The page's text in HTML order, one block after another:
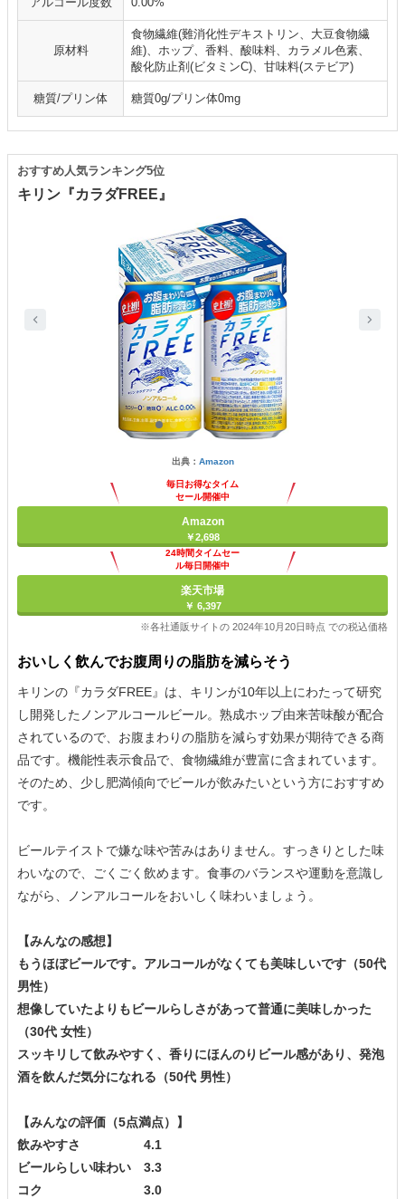
原材料
食物繊維(難消化性デキストリン、大豆食物繊
維)、ホップ、香料、酸味料、カラメル色素、
酸化防止剤(ビタミンC)、甘味料(ステビア)
糖質/プリン体 糖質0g/プリン体0mg
キリン『カラダFREE』
おすすめ人気ランキング5位
出典： Amazon
毎日お得なタイム
セール開催中
Amazon
￥2,698
24時間タイムセー
ル毎日開催中
楽天市場
￥ 6,397
※各社通販サイトの 2024年10月20日時点 での税込価格
おいしく飲んでお腹周りの脂肪を減らそう
キリンの『カラダFREE』は、キリンが10年以上にわたって研究
し開発したノンアルコールビール。熟成ホップ由来苦味酸が配合
されているので、お腹まわりの脂肪を減らす効果が期待できる商
品です。機能性表示食品で、食物繊維が豊富に含まれています。
そのため、少し肥満傾向でビールが飲みたいという方におすすめ
です。
ビールテイストで嫌な味や苦みはありません。すっきりとした味
わいなので、ごくごく飲めます。食事のバランスや運動を意識し
ながら、ノンアルコールをおいしく味わいましょう。
【みんなの感想】
もうほぼビールです。アルコールがなくても美味しいです（50代
男性）
想像していたよりもビールらしさがあって普通に美味しかった
（30代 女性）
スッキリして飲みやすく、香りにほんのりビール感があり、発泡
酒を飲んだ気分になれる（50代 男性）
【みんなの評価（5点満点）】
飲みやすさ 4.1
ビールらしい味わい 3.3
コク 3.0